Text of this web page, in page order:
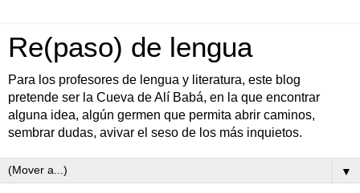
Re(paso) de lengua
Para los profesores de lengua y literatura, este blog
pretende ser la Cueva de Alí Babá, en la que encontrar
alguna idea, algún germen que permita abrir caminos,
sembrar dudas, avivar el seso de los más inquietos.
▼